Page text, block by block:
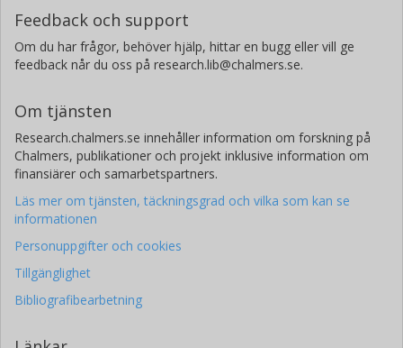
Feedback och support
Om du har frågor, behöver hjälp, hittar en bugg eller vill ge
feedback når du oss på research.lib@chalmers.se.
Om tjänsten
Research.chalmers.se innehåller information om forskning på
Chalmers, publikationer och projekt inklusive information om
finansiärer och samarbetspartners.
Läs mer om tjänsten, täckningsgrad och vilka som kan se
informationen
Personuppgifter och cookies
Tillgänglighet
Bibliografibearbetning